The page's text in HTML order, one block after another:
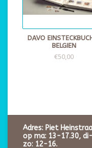
DAVO
BELGIEN
€50,00
Adres: Piet
op ma: 13-17.30,
zo: 12-16.